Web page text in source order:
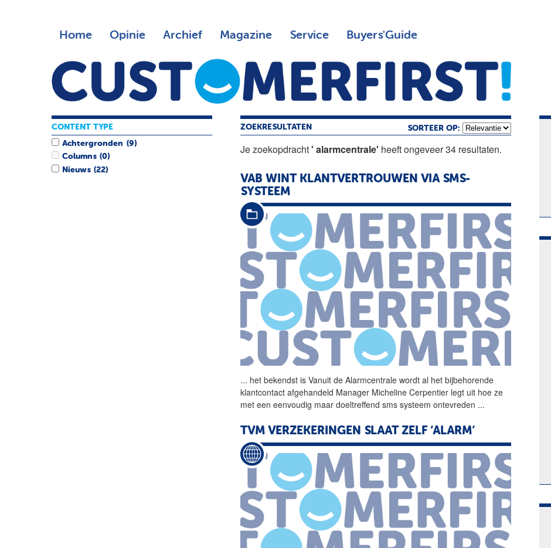
Home Opinie Archief Magazine Service Buyers'Guide
ZOEKRESULTATEN SORTEER OP:
Je zoekopdracht' alarmcentrale' heeft ongeveer 34 resultaten.
VAB WINT KLANT­VERTROUWEN VIA SMS-
SYSTEEM
... het bekendst is Vanuit deAlarmcentrale wordt al het bijbehorende
klantcontact afgehandeld Manager Micheline Cerpentier legt uit hoe ze
met een eenvoudig maar doeltreffend sms systeem ontevreden ...
TVM VERZEKERINGEN SLAAT ZELF ‘ALARM’
CONTENT TYPE
Achtergronden (9)
Columns (0)
Nieuws (22)